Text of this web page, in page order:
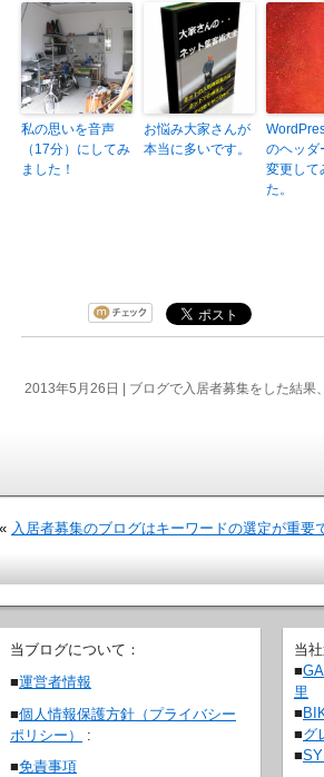
私の思いを音声
（17分）にしてみ
ました！
お悩み大家さんが
本当に多いです。
のヘッダ
変更して
た。
2013年5月26日 | ブログで入居者募集をした結果
« 入居者募集のブログはキーワードの選定が重要
当ブログについて：
■運営者情報
■個人情報保護方針（プライバシー
ポリシー）
:
■免責事項
当
■
里
■
■グ
■